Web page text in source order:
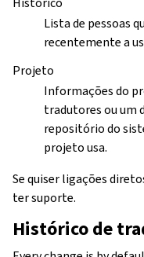
Lista de pessoas
recentemente a
Projeto
Informações do
tradutores ou um
repositório do
projeto usa.
Se quiser ligações
ter suporte.
Histórico de